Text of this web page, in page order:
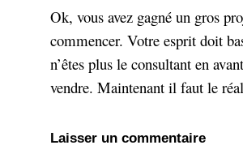
Ok, vous avez gagné un gros
commencer. Votre esprit doit
n’êtes plus le consultant en
vendre. Maintenant il faut le
Laisser un commentaire